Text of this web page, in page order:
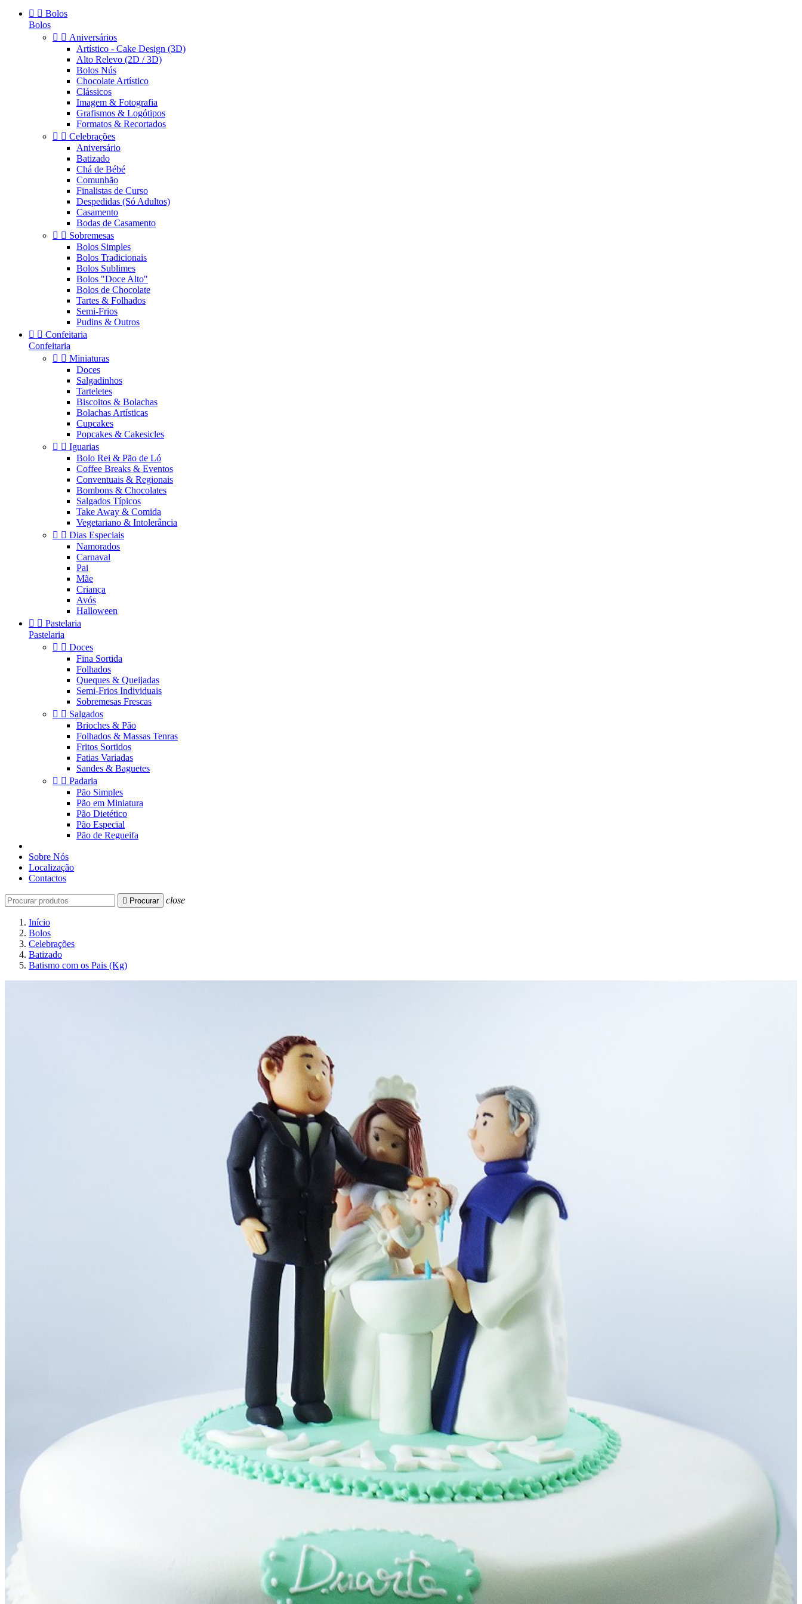
  Bolos
Bolos
  Aniversários
Artístico - Cake Design (3D)
Alto Relevo (2D / 3D)
Bolos Nús
Chocolate Artístico
Clássicos
Imagem & Fotografia
Grafismos & Logótipos
Formatos & Recortados
  Celebrações
Aniversário
Batizado
Chá de Bébé
Comunhão
Finalistas de Curso
Despedidas (Só Adultos)
Casamento
Bodas de Casamento
  Sobremesas
Bolos Simples
Bolos Tradicionais
Bolos Sublimes
Bolos "Doce Alto"
Bolos de Chocolate
Tartes & Folhados
Semi-Frios
Pudins & Outros
  Confeitaria
Confeitaria
  Miniaturas
Doces
Salgadinhos
Tarteletes
Biscoitos & Bolachas
Bolachas Artísticas
Cupcakes
Popcakes & Cakesicles
  Iguarias
Bolo Rei & Pão de Ló
Coffee Breaks & Eventos
Conventuais & Regionais
Bombons & Chocolates
Salgados Típicos
Take Away & Comida
Vegetariano & Intolerância
  Dias Especiais
Namorados
Carnaval
Pai
Mãe
Criança
Avós
Halloween
  Pastelaria
Pastelaria
  Doces
Fina Sortida
Folhados
Queques & Queijadas
Semi-Frios Individuais
Sobremesas Frescas
  Salgados
Brioches & Pão
Folhados & Massas Tenras
Fritos Sortidos
Fatias Variadas
Sandes & Baguetes
  Padaria
Pão Simples
Pão em Miniatura
Pão Dietético
Pão Especial
Pão de Regueifa
Sobre Nós
Localização
Contactos
 Procurar close
Início
Bolos
Celebrações
Batizado
Batismo com os Pais (Kg)